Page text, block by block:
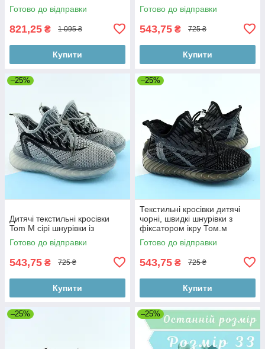
Готово до відправки
821,25 ₴ 1 095 ₴
Купити
Готово до відправки
543,75 ₴ 725 ₴
Купити
–25%
Дитячі текстильні кросівки
Tom M сірі шнурівки із
Готово до відправки
543,75 ₴ 725 ₴
Купити
–25%
Текстильні кросівки дитячі
чорні, швидкі шнурівки з
фіксатором ікру Том.м
Готово до відправки
543,75 ₴ 725 ₴
Купити
–25% –25%